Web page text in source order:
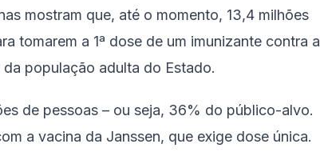
mostram que, até o momento, 13,4 milhões
tomarem a 1ª dose de um imunizante contra a
população adulta do Estado.
de pessoas – ou seja, 36% do público-alvo.
a vacina da Janssen, que exige dose única.